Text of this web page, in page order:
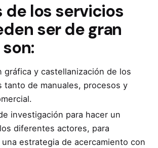
de los servicios
ser de gran
gráfica y castellanización de los
tanto de manuales, procesos y
investigación para hacer un
diferentes actores, para
estrategia de acercamiento con